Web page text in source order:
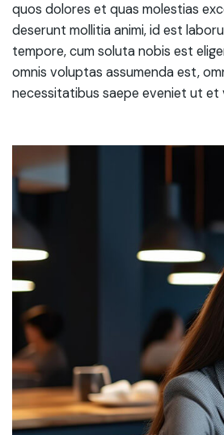
quos dolores et quas molestias
deserunt mollitia animi, id est
tempore, cum soluta nobis est
omnis voluptas assumenda est,
necessitatibus saepe eveniet ut